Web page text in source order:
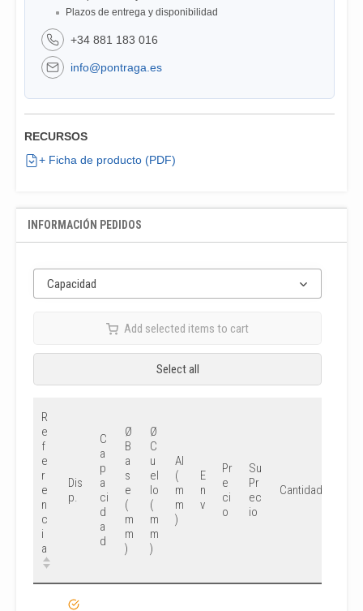
Plazos de entrega y disponibilidad
+34 881 183 016
info@pontraga.es
RECURSOS
+ Ficha de producto (PDF)
INFORMACIÓN PEDIDOS
Capacidad
Add selected items to cart
Select all
R
e
f
e
r
e
n
c
i
a
Dis
p.
C
a
p
a
ci
d
a
d
Ø
B
a
s
e
(
m
m
)
Ø
C
u
el
lo
(
m
m
)
Al
(
m
m
)
E
n
v
Pr
e
ci
o
Su
Pr
ec
io
Cantidad